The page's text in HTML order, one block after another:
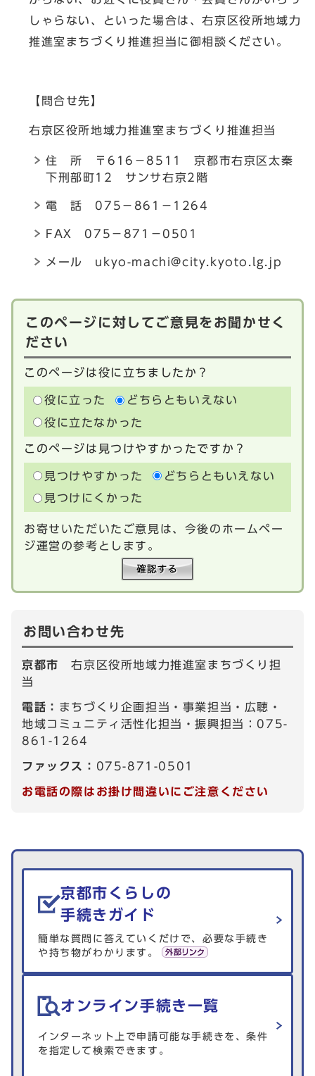
しゃらない、といった場合は、右京区役所地域力
推進室まちづくり推進担当に御相談ください。
【問合せ先】
右京区役所地域力推進室まちづくり推進担当
住 所 〒616－8511 京都市右京区太秦
下刑部町12 サンサ右京2階
電 話 075－861－1264
FAX 075－871－0501
メール ukyo-machi@city.kyoto.lg.jp
このページに対してご意見をお聞かせく
ださい
このページは役に立ちましたか？
役に立った
どちらともいえない
役に立たなかった
このページは見つけやすかったですか？
見つけやすかった
どちらともいえない
見つけにくかった
お寄せいただいたご意見は、今後のホームペー
ジ運営の参考とします。
お問い合わせ先
京都市右京区役所地域力推進室まちづくり担
当
電話： まちづくり企画担当・事業担当・広聴・
地域コミュニティ活性化担当・振興担当：075-
861-1264
ファックス： 075-871-0501
お電話の際はお掛け間違いにご注意ください
生活情報を探す
京都市くらしの
手続きガイド
簡単な質問に答えていくだけで、必要な手続き
や持ち物がわかります。
オンライン手続き一覧
インターネット上で申請可能な手続きを、条件
を指定して検索できます。